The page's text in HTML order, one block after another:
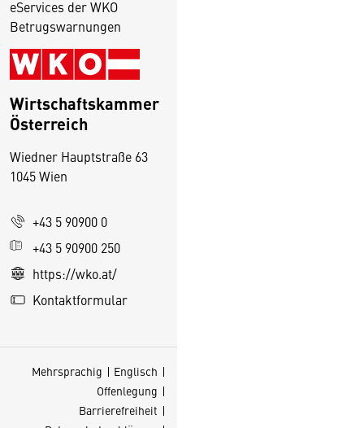
eServices der WKO
Betrugswarnungen
Wirtschaftskammer
Österreich
Wiedner Hauptstraße 63
1045 Wien
+43 5 90900 0
+43 5 90900 250
https://wko.at/
Kontaktformular
Mehrsprachig
Englisch
Offenlegung
Barrierefreiheit
D
e
s
S